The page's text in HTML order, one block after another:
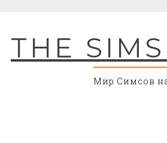
THE
Мир Симсов